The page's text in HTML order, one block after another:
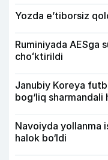
Yozda e’tiborsiz
Ruminiyada AESga
choʻktirildi
Janubiy Koreya
bog‘liq
Navoiyda yollanma
halok bo‘ldi